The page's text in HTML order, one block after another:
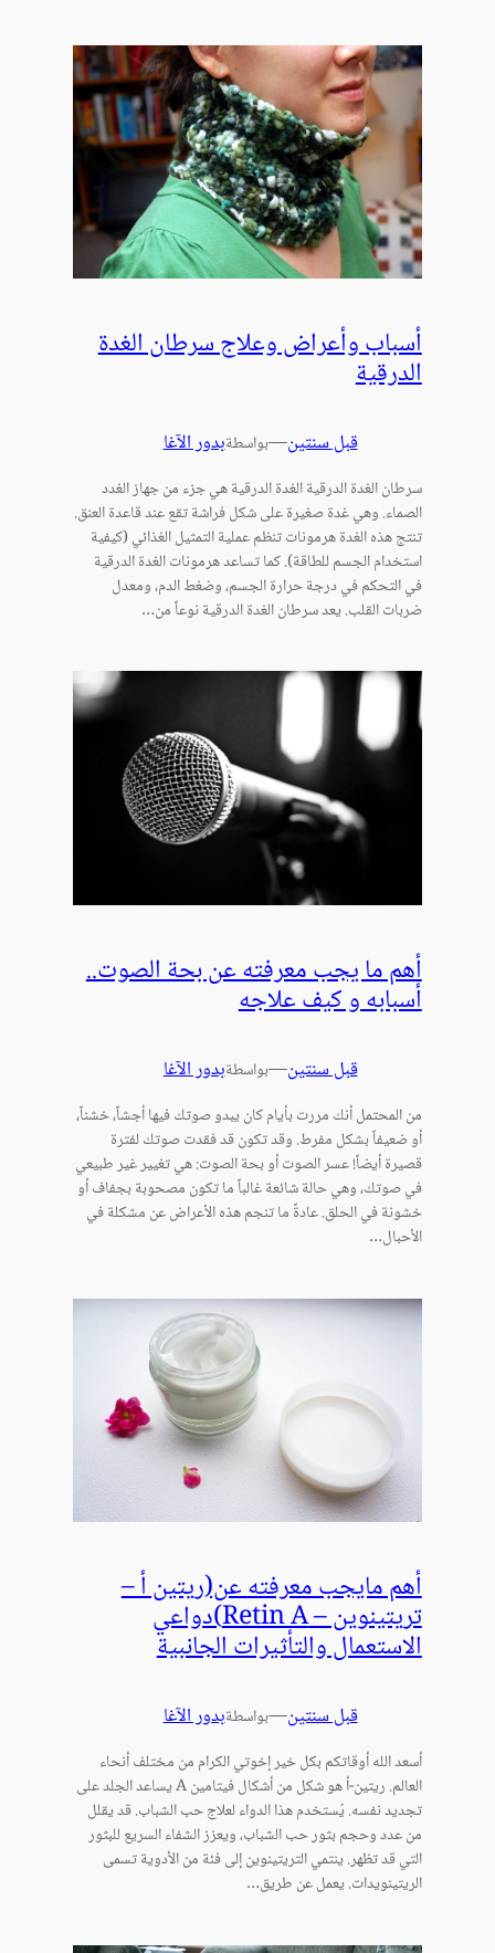
أسباب وأعراض وعلاج سرطان الغدة
الدرقية
قبل سنتين—بواسطةبدور الآغا
سرطان الغدة الدرقية الغدة الدرقية هي جزء من جهاز الغدد
الصماء. وهي غدة صغيرة على شكل فراشة تقع عند قاعدة العنق.
تنتج هذه الغدة هرمونات تنظم عملية التمثيل الغذائي (كيفية
استخدام الجسم للطاقة). كما تساعد هرمونات الغدة الدرقية
في التحكم في درجة حرارة الجسم، وضغط الدم، ومعدل
ضربات القلب. يعد سرطان الغدة الدرقية نوعاً من…
أهم ما يجب معرفته عن بحة الصوت..
أسبابه و كيف علاجه
قبل سنتين—بواسطةبدور الآغا
من المحتمل أنك مررت بأيام كان يبدو صوتك فيها أجشاً، خشناً،
أو ضعيفاً بشكل مفرط. وقد تكون قد فقدت صوتك لفترة
قصيرة أيضاً! عسر الصوت أو بحة الصوت: هي تغيير غير طبيعي
في صوتك، وهي حالة شائعة غالباً ما تكون مصحوبة بجفاف أو
خشونة في الحلق. عادةً ما تنجم هذه الأعراض عن مشكلة في
الأحبال…
أهم مايجب معرفته عن(ريتين أ –
تريتينوين – Retin A)دواعي
الاستعمال والتأثيرات الجانبية
قبل سنتين—بواسطةبدور الآغا
أسعد الله أوقاتكم بكل خير إخوتي الكرام من مختلف أنحاء
العالم. ريتين-أ هو شكل من أشكال فيتامين A يساعد الجلد على
تجديد نفسه. يُستخدم هذا الدواء لعلاج حب الشباب. قد يقلل
من عدد وحجم بثور حب الشباب، ويعزز الشفاء السريع للبثور
التي قد تظهر. ينتمي التريتينوين إلى فئة من الأدوية تسمى
الريتينويدات. يعمل عن طريق…